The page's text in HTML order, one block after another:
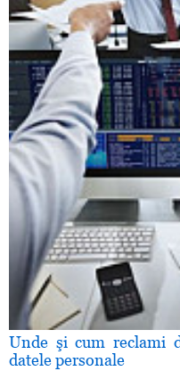
Unde şi cum reclami
datele personale